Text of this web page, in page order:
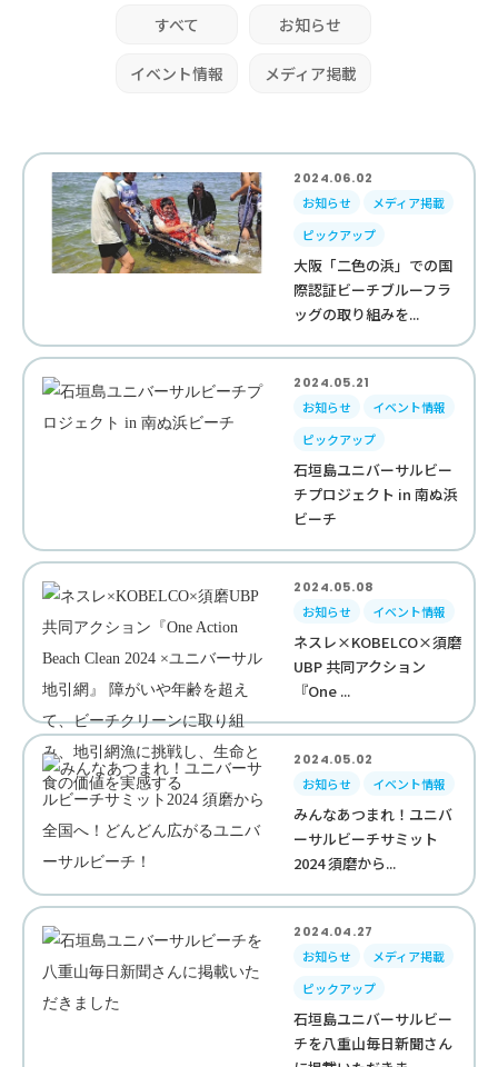
すべて お知らせ
イベント情報 メディア掲載
2024.06.02
お知らせ
メディア掲載
ピックアップ
大阪「二色の浜」での国
際認証ビーチブルーフラ
ッグの取り組みを...
2024.05.21
お知らせ
イベント情報
ピックアップ
石垣島ユニバーサルビー
チプロジェクト in 南ぬ浜
ビーチ
2024.05.08
お知らせ
イベント情報
ネスレ×KOBELCO×須磨
UBP 共同アクション
『One ...
2024.05.02
お知らせ
イベント情報
みんなあつまれ！ユニバ
ーサルビーチサミット
2024 須磨から...
2024.04.27
お知らせ
メディア掲載
ピックアップ
石垣島ユニバーサルビー
チを八重山毎日新聞さん